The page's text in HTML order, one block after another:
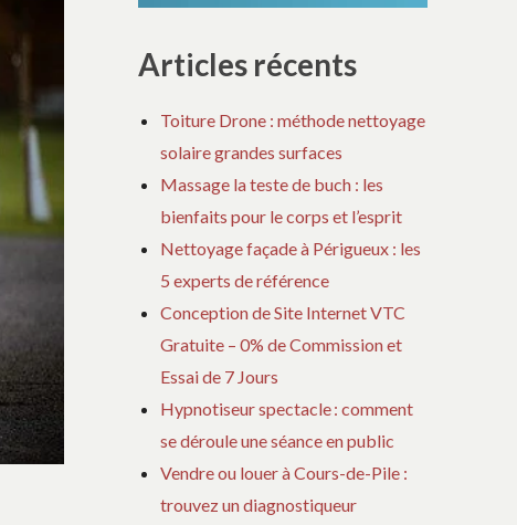
Articles récents
Toiture Drone : méthode nettoyage
solaire grandes surfaces
Massage la teste de buch : les
bienfaits pour le corps et l’esprit
Nettoyage façade à Périgueux : les
5 experts de référence
Conception de Site Internet VTC
Gratuite – 0% de Commission et
Essai de 7 Jours
Hypnotiseur spectacle : comment
se déroule une séance en public
Vendre ou louer à Cours-de-Pile :
trouvez un diagnostiqueur